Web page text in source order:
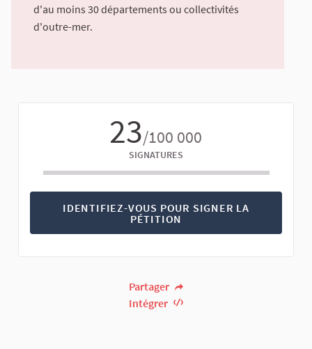
d'au moins 30 départements ou collectivités
d'outre-mer.
23/100 000
SIGNATURES
IDENTIFIEZ-VOUS POUR SIGNER LA
PÉTITION
Partager
Intégrer